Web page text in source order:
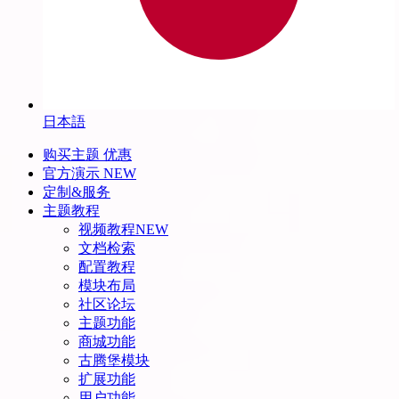
日本語
购买主题 优惠
官方演示 NEW
定制&服务
主题教程
视频教程NEW
文档检索
配置教程
模块布局
社区论坛
主题功能
商城功能
古腾堡模块
扩展功能